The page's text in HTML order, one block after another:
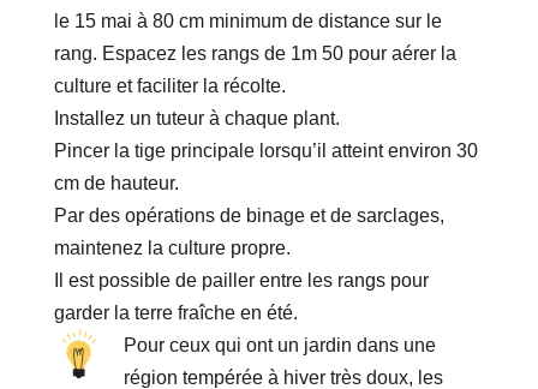
le 15 mai à 80 cm minimum de distance sur le
rang. Espacez les rangs de 1m 50 pour aérer la
culture et faciliter la récolte.
Installez un tuteur à chaque plant.
Pincer la tige principale lorsqu’il atteint environ 30
cm de hauteur.
Par des opérations de binage et de sarclages,
maintenez la culture propre.
Il est possible de pailler entre les rangs pour
garder la terre fraîche en été.
Pour ceux qui ont un jardin dans une
région tempérée à hiver très doux, les